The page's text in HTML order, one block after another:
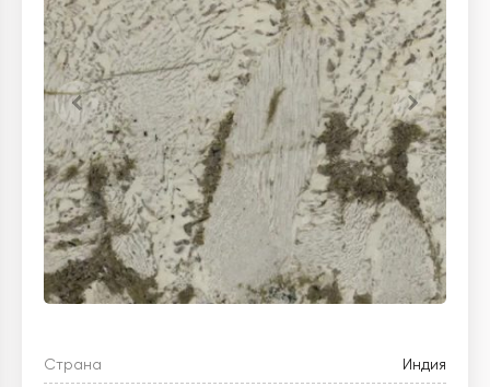
Страна Индия